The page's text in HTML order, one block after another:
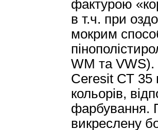
фактурою
в т.ч. при
мокрим
WM та VWS).
Ceresit СТ 35
кольорів,
фарбування.
викреслену